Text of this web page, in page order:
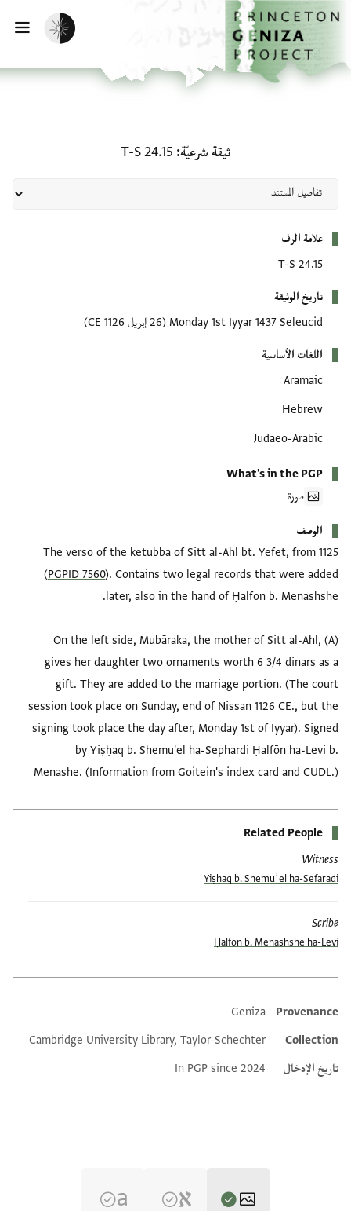
إلى المحتوى الرئيسي
الرئيسية
تفعيل الوضع المظلم
ثيقة شرعيّة T-S 24.15
علامة الرف
T-S 24.15
تاريخ الوثيقة
Monday 1st Iyyar 1437 Seleucid (26 إبريل 1126 CE)
اللغات الأساسية
Aramaic
Hebrew
Judaeo-Arabic
What's in the PGP
صورة
الوصف
The verso of the ketubba of Sitt al-Ahl bt. Yefet, from 1125
(PGPID 7560). Contains two legal records that were added
(A) On the left side, Mubāraka, the mother of Sitt al-Ahl,
gives her daughter two ornaments worth 6 3/4 dinars as a
gift. They are added to the marriage portion. (The court
session took place on Sunday, end of Nissan 1126 CE., but the
signing took place the day after, Monday 1st of Iyyar). Signed
by Yiṣḥaq b. Shemu'el ha-Sephardi Ḥalfōn ha-Levi b.
Menashe. (Information from Goitein's index card and CUDL.)
Related People
Witness
Yiṣḥaq b. Shemuʾel ha-Sefaradi
Scribe
Ḥalfon b. Menashshe ha-Levi
Additional metadata
Provenance
Geniza
Collection
Cambridge University Library, Taylor-Schechter
تاريخ الإدخال
In PGP since 2024